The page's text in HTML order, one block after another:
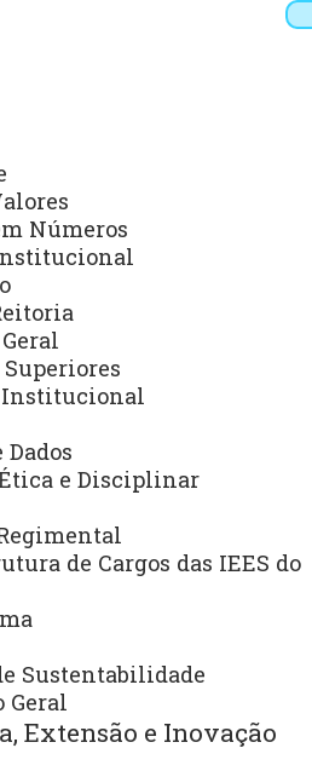
Telefones
Campus
Números
e Disciplinar
de Cargos das IEES do
Sustentabilidade
Geral
Extensão e Inovação
de Línguas -
- Centro de Educação,
Geral de Campus